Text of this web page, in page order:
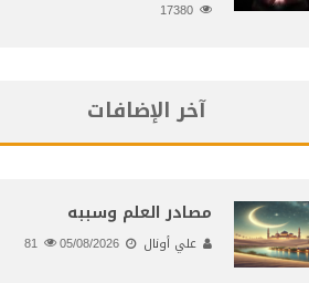
آخر الإضافات
مصادر العلم وسببه
علي أونال 05/08/2026